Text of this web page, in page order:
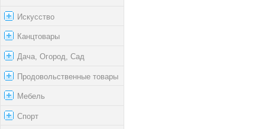
Искусство
Канцтовары
Дача, Огород, Сад
Продовольственные товары
Мебель
Спорт